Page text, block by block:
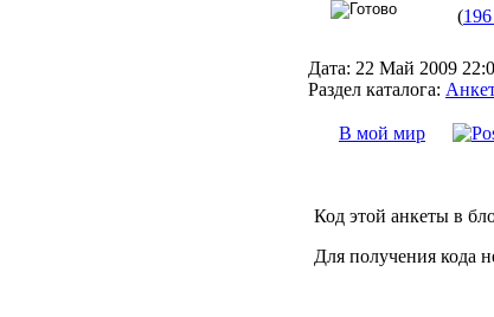
(
Дата: 22 Май 2009
Раздел каталога:
В мой мир
Код этой анкеты в
Для получения кода